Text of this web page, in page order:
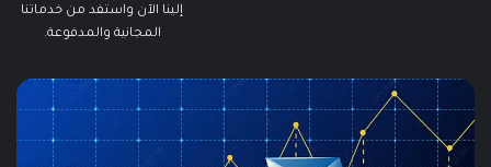
إلينا الآن واستفد من خدماتنا
المجانية والمدفوعة.
ما
هو
الـ
Swing